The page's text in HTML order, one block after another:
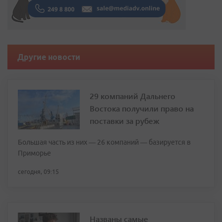
Другие новости
29 компаний Дальнего
Востока получили право на
поставки за рубеж
Большая часть из них — 26 компаний — базируется в
Приморье
сегодня, 09:15
Названы самые